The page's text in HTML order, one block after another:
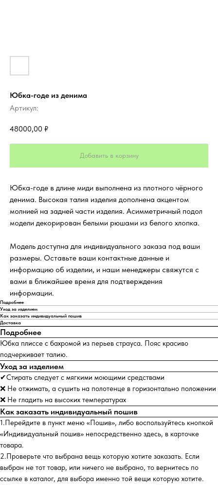
Юбка-годе из денима
Артикул:
48000,00 ₽
Добавить в корзину
Юбка-годе в длине миди выполнена из плотного чёрного
денима. Высокая талия изделия дополнена акцентом
молнией на задней части изделия. Асимметричный подол
модели декорирован белыми рюшами из белого хлопка.
Модель доступна для индивидуального заказа под ваши
размеры. Оставьте ваши контактные данные и
информацию об изделии, и наши менеджеры свяжутся с
вами в ближайшее время для подтверждения
информации.
Подробнее
Уход за изделием
Как заказать индивидуальный пошив
Доставка
Подробнее
Юбка плиссе с бахромой из перьев страуса. Пояс красиво
подчеркивает талию.
Уход за изделием
✔Стирать следует с мягкими моющими средствами
❌ Не отжимать, а сушить на полотенце в горизонтально положении
❌ Не гладить на высоких температурах
Как заказать индивидуальный пошив
1.Перейдите в пункт меню «Пошив», либо воспользуйтесь кнопкой
«Индивидуальный пошив» непосредственно здесь, в карточке
товара.
2.Проверьте что выбрана вещь которую хотите заказать. Если
выбран не тот товар, или ничего не выбрано, то вернитесь по
ссылке в каталог, для выбора именно той вещи которую хотите.